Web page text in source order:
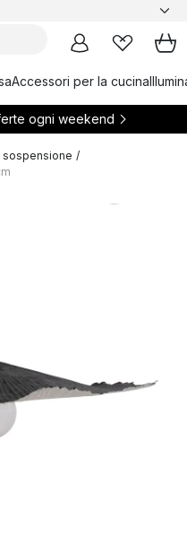
Accessori per la cucina
ogni weekend
sospensione /